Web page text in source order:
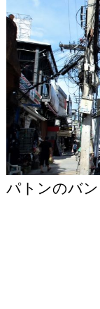
パトンのバン